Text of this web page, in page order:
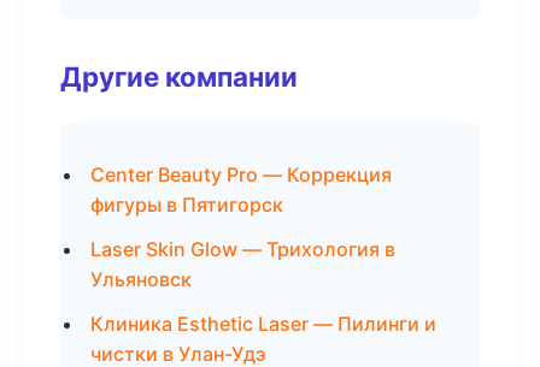
Другие компании
Center Beauty Pro — Коррекция
фигуры в Пятигорск
Laser Skin Glow — Трихология в
Ульяновск
Клиника Esthetic Laser — Пилинги и
чистки в Улан-Удэ